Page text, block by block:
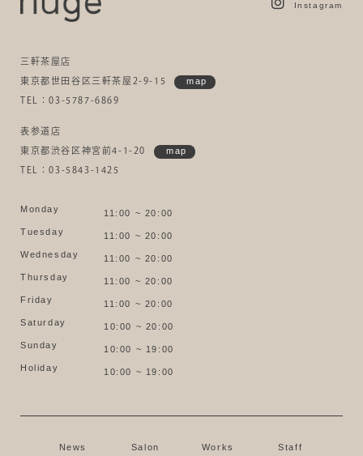
Instagram
三軒茶屋店
東京都世田谷区三軒茶屋2-9-15 map
TEL：03-5787-6869
表参道店
東京都渋谷区神宮前4-1-20 map
TEL：03-5843-1425
Monday
11:00 ~ 20:00
Tuesday
11:00 ~ 20:00
Wednesday
11:00 ~ 20:00
Thursday
11:00 ~ 20:00
Friday
11:00 ~ 20:00
Saturday
10:00 ~ 20:00
Sunday
10:00 ~ 19:00
Holiday
10:00 ~ 19:00
News Salon Works Staff